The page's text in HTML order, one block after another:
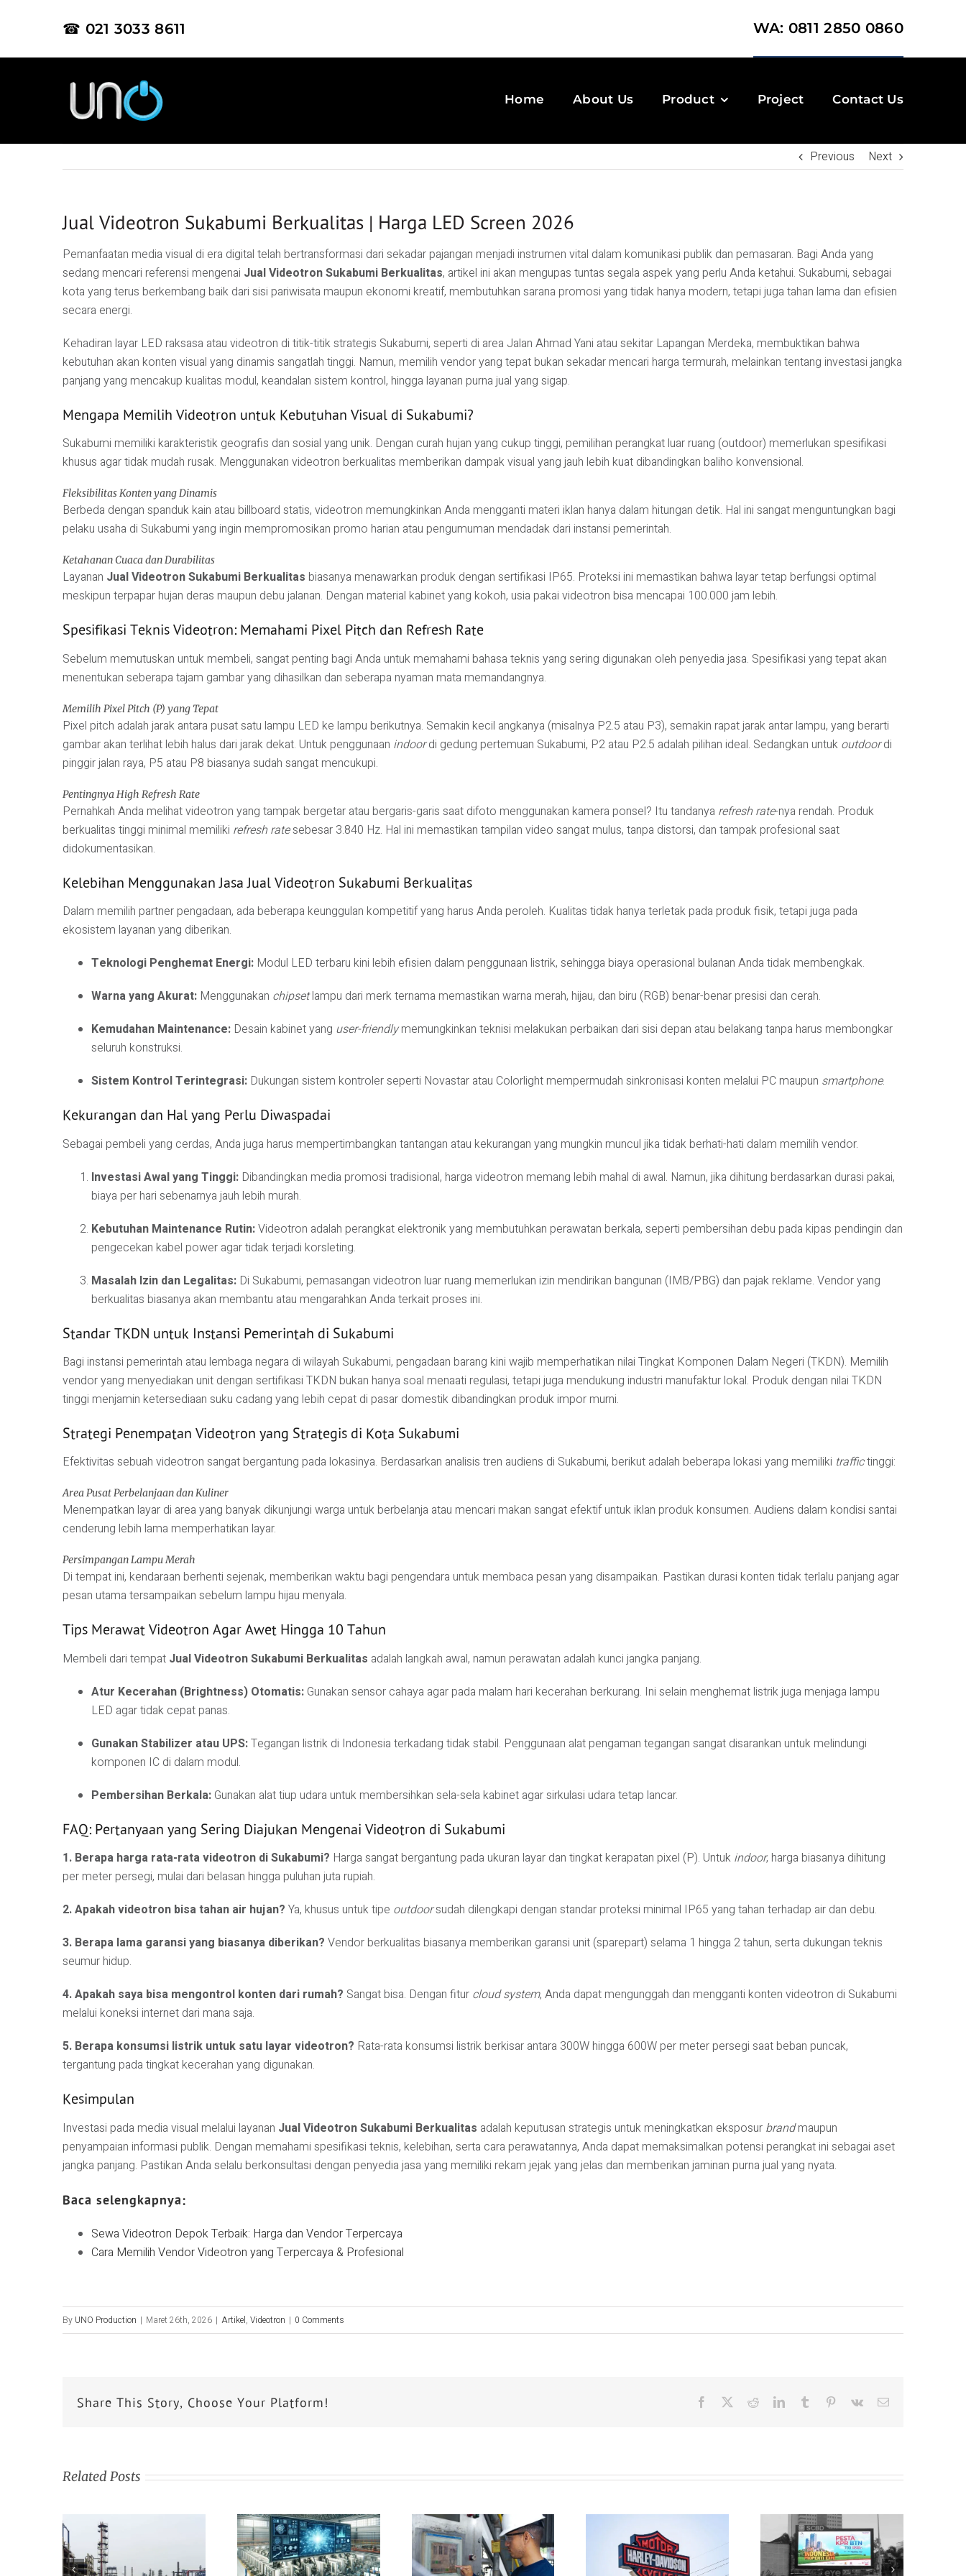
☎ 021 3033 8611 WA: 0811 2850 0860
Home About Us Product Project Contact Us
Previous Next
Jual Videotron Sukabumi Berkualitas | Harga LED Screen 2026
Pemanfaatan media visual di era digital telah bertransformasi dari sekadar pajangan menjadi instrumen vital dalam komunikasi publik dan pemasaran. Bagi Anda yang
sedang mencari referensi mengenai Jual Videotron Sukabumi Berkualitas, artikel ini akan mengupas tuntas segala aspek yang perlu Anda ketahui. Sukabumi, sebagai
kota yang terus berkembang baik dari sisi pariwisata maupun ekonomi kreatif, membutuhkan sarana promosi yang tidak hanya modern, tetapi juga tahan lama dan efisien
secara energi.
Kehadiran layar LED raksasa atau videotron di titik-titik strategis Sukabumi, seperti di area Jalan Ahmad Yani atau sekitar Lapangan Merdeka, membuktikan bahwa
kebutuhan akan konten visual yang dinamis sangatlah tinggi. Namun, memilih vendor yang tepat bukan sekadar mencari harga termurah, melainkan tentang investasi jangka
panjang yang mencakup kualitas modul, keandalan sistem kontrol, hingga layanan purna jual yang sigap.
Mengapa Memilih Videotron untuk Kebutuhan Visual di Sukabumi?
Sukabumi memiliki karakteristik geografis dan sosial yang unik. Dengan curah hujan yang cukup tinggi, pemilihan perangkat luar ruang (outdoor) memerlukan spesifikasi
khusus agar tidak mudah rusak. Menggunakan videotron berkualitas memberikan dampak visual yang jauh lebih kuat dibandingkan baliho konvensional.
Fleksibilitas Konten yang Dinamis
Berbeda dengan spanduk kain atau billboard statis, videotron memungkinkan Anda mengganti materi iklan hanya dalam hitungan detik. Hal ini sangat menguntungkan bagi
pelaku usaha di Sukabumi yang ingin mempromosikan promo harian atau pengumuman mendadak dari instansi pemerintah.
Ketahanan Cuaca dan Durabilitas
Layanan Jual Videotron Sukabumi Berkualitas biasanya menawarkan produk dengan sertifikasi IP65. Proteksi ini memastikan bahwa layar tetap berfungsi optimal
meskipun terpapar hujan deras maupun debu jalanan. Dengan material kabinet yang kokoh, usia pakai videotron bisa mencapai 100.000 jam lebih.
Spesifikasi Teknis Videotron: Memahami Pixel Pitch dan Refresh Rate
Sebelum memutuskan untuk membeli, sangat penting bagi Anda untuk memahami bahasa teknis yang sering digunakan oleh penyedia jasa. Spesifikasi yang tepat akan
menentukan seberapa tajam gambar yang dihasilkan dan seberapa nyaman mata memandangnya.
Memilih Pixel Pitch (P) yang Tepat
Pixel pitch adalah jarak antara pusat satu lampu LED ke lampu berikutnya. Semakin kecil angkanya (misalnya P2.5 atau P3), semakin rapat jarak antar lampu, yang berarti
gambar akan terlihat lebih halus dari jarak dekat. Untuk penggunaan indoordi gedung pertemuan Sukabumi, P2 atau P2.5 adalah pilihan ideal. Sedangkan untuk outdoordi
pinggir jalan raya, P5 atau P8 biasanya sudah sangat mencukupi.
Pentingnya High Refresh Rate
Pernahkah Anda melihat videotron yang tampak bergetar atau bergaris-garis saat difoto menggunakan kamera ponsel? Itu tandanya refresh rate-nya rendah. Produk
berkualitas tinggi minimal memiliki refresh ratesebesar 3.840 Hz. Hal ini memastikan tampilan video sangat mulus, tanpa distorsi, dan tampak profesional saat
didokumentasikan.
Kelebihan Menggunakan Jasa Jual Videotron Sukabumi Berkualitas
Dalam memilih partner pengadaan, ada beberapa keunggulan kompetitif yang harus Anda peroleh. Kualitas tidak hanya terletak pada produk fisik, tetapi juga pada
ekosistem layanan yang diberikan.
Teknologi Penghemat Energi: Modul LED terbaru kini lebih efisien dalam penggunaan listrik, sehingga biaya operasional bulanan Anda tidak membengkak.
Warna yang Akurat: Menggunakan chipsetlampu dari merk ternama memastikan warna merah, hijau, dan biru (RGB) benar-benar presisi dan cerah.
Kemudahan Maintenance: Desain kabinet yang user-friendlymemungkinkan teknisi melakukan perbaikan dari sisi depan atau belakang tanpa harus membongkar
seluruh konstruksi.
Sistem Kontrol Terintegrasi: Dukungan sistem kontroler seperti Novastar atau Colorlight mempermudah sinkronisasi konten melalui PC maupun smartphone.
Kekurangan dan Hal yang Perlu Diwaspadai
Sebagai pembeli yang cerdas, Anda juga harus mempertimbangkan tantangan atau kekurangan yang mungkin muncul jika tidak berhati-hati dalam memilih vendor.
Investasi Awal yang Tinggi: Dibandingkan media promosi tradisional, harga videotron memang lebih mahal di awal. Namun, jika dihitung berdasarkan durasi pakai,
biaya per hari sebenarnya jauh lebih murah.
Kebutuhan Maintenance Rutin:Videotron adalah perangkat elektronik yang membutuhkan perawatan berkala, seperti pembersihan debu pada kipas pendingin dan
pengecekan kabel power agar tidak terjadi korsleting.
Masalah Izin dan Legalitas: Di Sukabumi, pemasangan videotron luar ruang memerlukan izin mendirikan bangunan (IMB/PBG) dan pajak reklame. Vendor yang
berkualitas biasanya akan membantu atau mengarahkan Anda terkait proses ini.
Standar TKDN untuk Instansi Pemerintah di Sukabumi
Bagi instansi pemerintah atau lembaga negara di wilayah Sukabumi, pengadaan barang kini wajib memperhatikan nilai Tingkat Komponen Dalam Negeri (TKDN). Memilih
vendor yang menyediakan unit dengan sertifikasi TKDN bukan hanya soal menaati regulasi, tetapi juga mendukung industri manufaktur lokal. Produk dengan nilai TKDN
tinggi menjamin ketersediaan suku cadang yang lebih cepat di pasar domestik dibandingkan produk impor murni.
Strategi Penempatan Videotron yang Strategis di Kota Sukabumi
Efektivitas sebuah videotron sangat bergantung pada lokasinya. Berdasarkan analisis tren audiens di Sukabumi, berikut adalah beberapa lokasi yang memiliki traffictinggi:
Area Pusat Perbelanjaan dan Kuliner
Menempatkan layar di area yang banyak dikunjungi warga untuk berbelanja atau mencari makan sangat efektif untuk iklan produk konsumen. Audiens dalam kondisi santai
cenderung lebih lama memperhatikan layar.
Persimpangan Lampu Merah
Di tempat ini, kendaraan berhenti sejenak, memberikan waktu bagi pengendara untuk membaca pesan yang disampaikan. Pastikan durasi konten tidak terlalu panjang agar
pesan utama tersampaikan sebelum lampu hijau menyala.
Tips Merawat Videotron Agar Awet Hingga 10 Tahun
Membeli dari tempat Jual Videotron Sukabumi Berkualitas adalah langkah awal, namun perawatan adalah kunci jangka panjang.
Atur Kecerahan (Brightness) Otomatis: Gunakan sensor cahaya agar pada malam hari kecerahan berkurang. Ini selain menghemat listrik juga menjaga lampu
LED agar tidak cepat panas.
Gunakan Stabilizer atau UPS:Tegangan listrik di Indonesia terkadang tidak stabil. Penggunaan alat pengaman tegangan sangat disarankan untuk melindungi
komponen IC di dalam modul.
Pembersihan Berkala: Gunakan alat tiup udara untuk membersihkan sela-sela kabinet agar sirkulasi udara tetap lancar.
FAQ: Pertanyaan yang Sering Diajukan Mengenai Videotron di Sukabumi
1. Berapa harga rata-rata videotron di Sukabumi? Harga sangat bergantung pada ukuran layar dan tingkat kerapatan pixel (P). Untuk indoor, harga biasanya dihitung
per meter persegi, mulai dari belasan hingga puluhan juta rupiah.
2. Apakah videotron bisa tahan air hujan? Ya, khusus untuk tipe outdoorsudah dilengkapi dengan standar proteksi minimal IP65 yang tahan terhadap air dan debu.
3. Berapa lama garansi yang biasanya diberikan? Vendor berkualitas biasanya memberikan garansi unit (sparepart) selama 1 hingga 2 tahun, serta dukungan teknis
seumur hidup.
4. Apakah saya bisa mengontrol konten dari rumah? Sangat bisa. Dengan fitur cloud system, Anda dapat mengunggah dan mengganti konten videotron di Sukabumi
melalui koneksi internet dari mana saja.
5. Berapa konsumsi listrik untuk satu layar videotron? Rata-rata konsumsi listrik berkisar antara 300W hingga 600W per meter persegi saat beban puncak,
tergantung pada tingkat kecerahan yang digunakan.
Kesimpulan
Investasi pada media visual melalui layanan Jual Videotron Sukabumi Berkualitas adalah keputusan strategis untuk meningkatkan eksposur brandmaupun
penyampaian informasi publik. Dengan memahami spesifikasi teknis, kelebihan, serta cara perawatannya, Anda dapat memaksimalkan potensi perangkat ini sebagai aset
jangka panjang. Pastikan Anda selalu berkonsultasi dengan penyedia jasa yang memiliki rekam jejak yang jelas dan memberikan jaminan purna jual yang nyata.
Baca selengkapnya:
Sewa Videotron Depok Terbaik: Harga dan Vendor Terpercaya
Cara Memilih Vendor Videotron yang Terpercaya & Profesional
By UNO Production | Maret 26th, 2026 | Artikel, Videotron | 0 Comments
Share This Story, Choose Your Platform!
Related Posts